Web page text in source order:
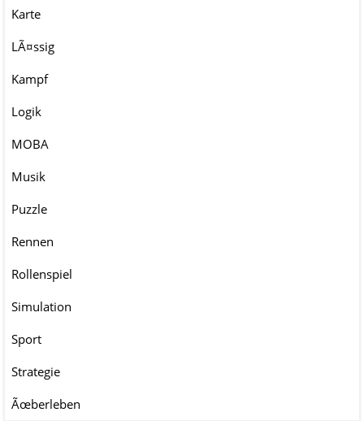
Karte
LÃ¤ssig
Kampf
Logik
MOBA
Musik
Puzzle
Rennen
Rollenspiel
Simulation
Sport
Strategie
Ãœberleben